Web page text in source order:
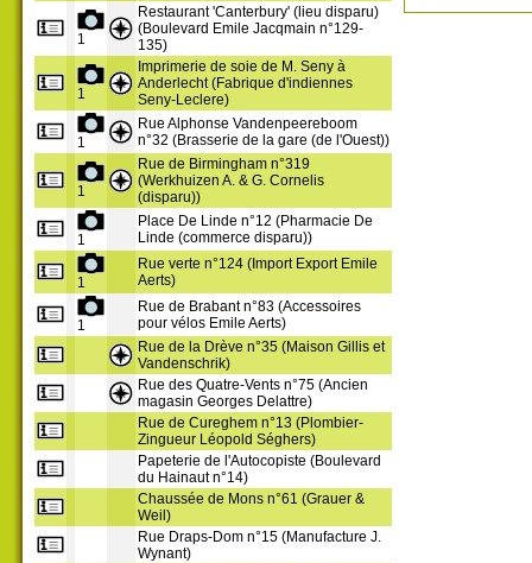
1
Restaurant 'Canterbury' (lieu disparu)
(Boulevard Emile Jacqmain n°129-
135)
1
Imprimerie de soie de M. Seny à
Anderlecht (Fabrique d'indiennes
Seny-Leclere)
1
Rue Alphonse Vandenpeereboom
n°32 (Brasserie de la gare (de l'Ouest))
1
Rue de Birmingham n°319
(Werkhuizen A. & G. Cornelis
(disparu))
1
Place De Linde n°12 (Pharmacie De
Linde (commerce disparu))
1
Rue verte n°124 (Import Export Emile
Aerts)
1
Rue de Brabant n°83 (Accessoires
pour vélos Emile Aerts)
Rue de la Drève n°35 (Maison Gillis et
Vandenschrik)
Rue des Quatre-Vents n°75 (Ancien
magasin Georges Delattre)
Rue de Cureghem n°13 (Plombier-
Zingueur Léopold Séghers)
Papeterie de l'Autocopiste (Boulevard
du Hainaut n°14)
Chaussée de Mons n°61 (Grauer &
Weil)
Rue Draps-Dom n°15 (Manufacture J.
Wynant)